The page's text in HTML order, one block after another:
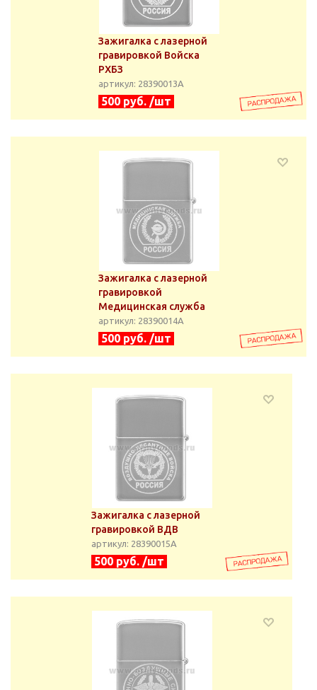
Зажигалка с лазерной
гравировкой Войска
РХБЗ
артикул: 28390013А
500 руб. /шт
Зажигалка с лазерной
гравировкой
Медицинская служба
артикул: 28390014А
500 руб. /шт
Зажигалка с лазерной
гравировкой ВДВ
артикул: 28390015А
500 руб. /шт